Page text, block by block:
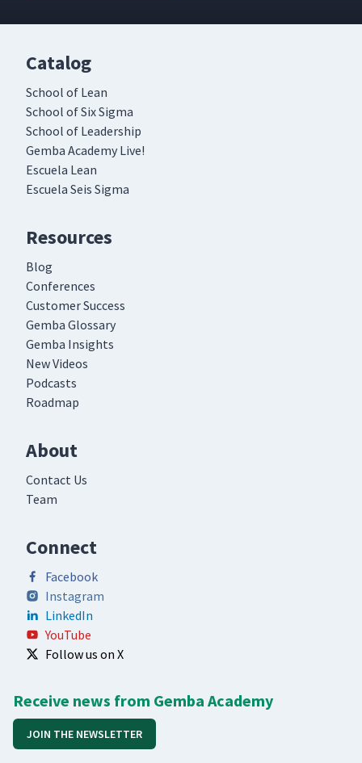
Catalog
School of Lean
School of Six Sigma
School of Leadership
Gemba Academy Live!
Escuela Lean
Escuela Seis Sigma
Resources
Blog
Conferences
Customer Success
Gemba Glossary
Gemba Insights
New Videos
Podcasts
Roadmap
About
Contact Us
Team
Connect
Facebook
Instagram
LinkedIn
YouTube
Follow us on X
Receive news from Gemba Academy
JOIN THE NEWSLETTER